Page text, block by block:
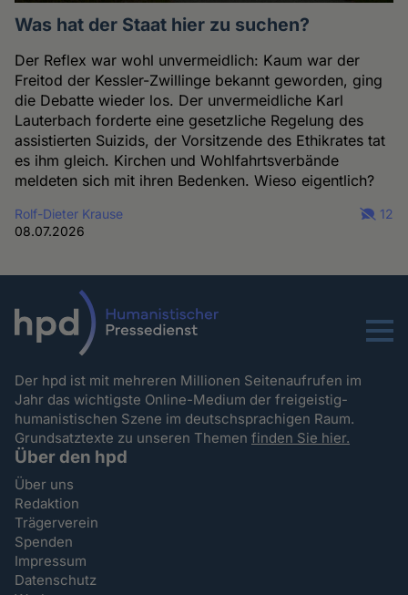
Was hat der Staat hier zu suchen?
Der Reflex war wohl unvermeidlich: Kaum war der
Freitod der Kessler-Zwillinge bekannt geworden, ging
die Debatte wieder los. Der unvermeidliche Karl
Lauterbach forderte eine gesetzliche Regelung des
assistierten Suizids, der Vorsitzende des Ethikrates tat
es ihm gleich. Kirchen und Wohlfahrtsverbände
meldeten sich mit ihren Bedenken. Wieso eigentlich?
Rolf-Dieter Krause
08.07.2026
12
Menu
Der hpd ist mit mehreren Millionen Seitenaufrufen im
Jahr das wichtigste Online-Medium der freigeistig-
humanistischen Szene im deutschsprachigen Raum.
Grundsatztexte zu unseren Themenfinden Sie hier.
Über den hpd
Über uns
Redaktion
Trägerverein
Spenden
Impressum
Datenschutz